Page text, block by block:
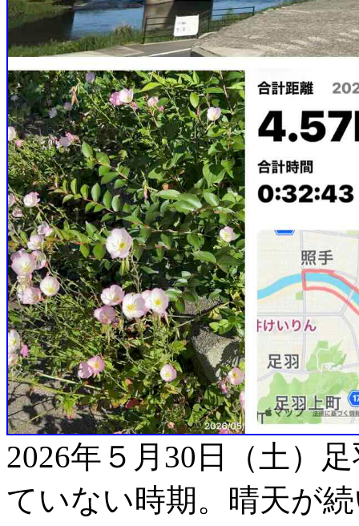
2026年５月30日（土）
ていない時期。晴天が